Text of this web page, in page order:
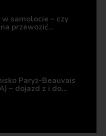
w samolocie – czy
przewozić…
Paryż-Beauvais
– dojazd z i do…